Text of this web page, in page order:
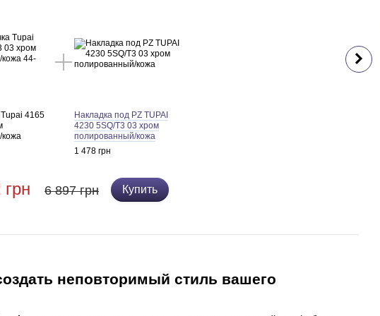
4165
Накладка под PZ TUPAI
4230 5SQ/T3 03 хром
полированный/кожа
1 478 грн
6 897 грн Купить
неповторимый стиль вашего